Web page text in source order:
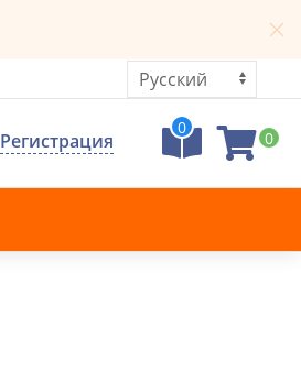
Регистрация
0
0